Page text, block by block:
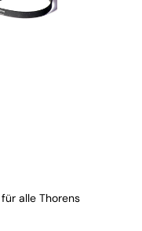
alle Thorens